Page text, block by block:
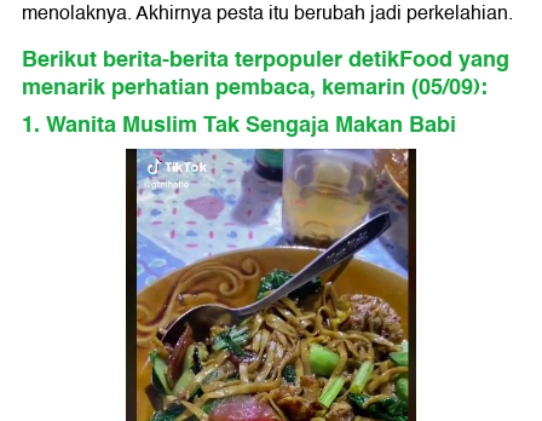
menolaknya. Akhirnya pesta itu berubah jadi perkelahian.
Berikut berita-berita terpopuler detikFood yang
menarik perhatian pembaca, kemarin (05/09):
1. Wanita Muslim Tak Sengaja Makan Babi